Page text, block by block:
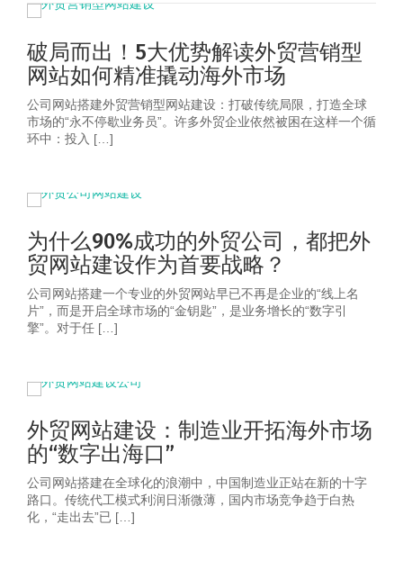
破局而出！5大优势解读外贸营销型
网站如何精准撬动海外市场
公司网站搭建外贸营销型网站建设：打破传统局限，打造全球
市场的“永不停歇业务员”。许多外贸企业依然被困在这样一个循
环中：投入 […]
为什么90%成功的外贸公司，都把外
贸网站建设作为首要战略？
公司网站搭建一个专业的外贸网站早已不再是企业的“线上名
片”，而是开启全球市场的“金钥匙”，是业务增长的“数字引
擎”。对于任 […]
外贸网站建设：制造业开拓海外市场
的“数字出海口”
公司网站搭建在全球化的浪潮中，中国制造业正站在新的十字
路口。传统代工模式利润日渐微薄，国内市场竞争趋于白热
化，“走出去”已 […]